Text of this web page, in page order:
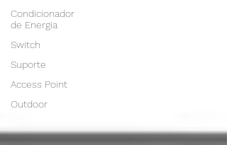
Condicionador
de Energia
Switch
Suporte
Access Point
Outdoor